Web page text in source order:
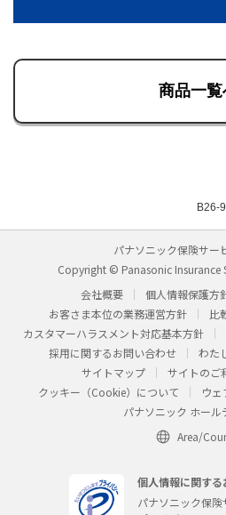
商品一覧
B26-
パナソニック保険サー
Copyright © Panasonic Insurance
会社概要
個人情報保護方
お客さま本位の業務運営方針
比
カスタマーハラスメント対応基本方針
採用に関するお問い合わせ
わた
サイトマップ
サイトのご
クッキー（Cookie）について
ウ
パナソニック ホール
Area/
個人情報に関す
パナソニック保険